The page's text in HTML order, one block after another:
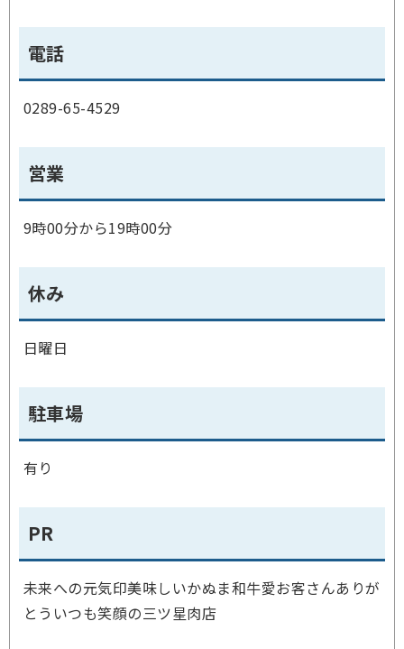
電話
0289-65-4529
営業
9時00分から19時00分
休み
日曜日
駐車場
有り
PR
未来への元気印美味しいかぬま和牛愛お客さんありが
とういつも笑顔の三ツ星肉店